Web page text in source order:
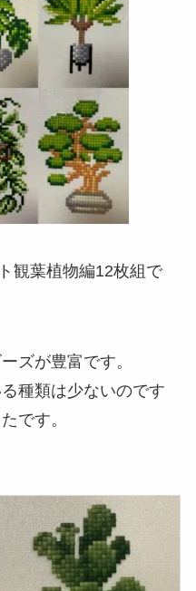
観葉植物編12枚組で
ズが豊富です。
種類は少ないのです
です。